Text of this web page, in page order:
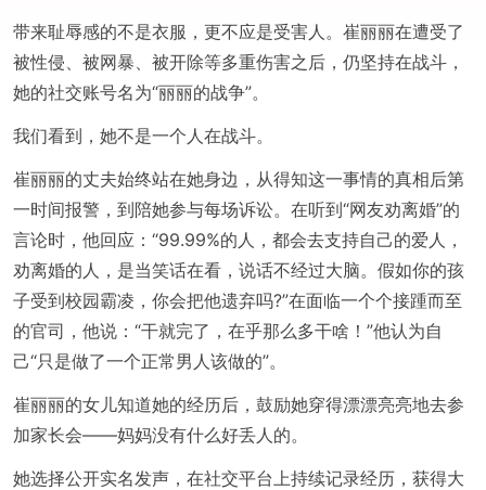
带来耻辱感的不是衣服，更不应是受害人。崔丽丽在遭受了
被性侵、被网暴、被开除等多重伤害之后，仍坚持在战斗，
她的社交账号名为“丽丽的战争”。
我们看到，她不是一个人在战斗。
崔丽丽的丈夫始终站在她身边，从得知这一事情的真相后第
一时间报警，到陪她参与每场诉讼。在听到“网友劝离婚”的
言论时，他回应：“99.99%的人，都会去支持自己的爱人，
劝离婚的人，是当笑话在看，说话不经过大脑。假如你的孩
子受到校园霸凌，你会把他遗弃吗?”在面临一个个接踵而至
的官司，他说：“干就完了，在乎那么多干啥！”他认为自
己“只是做了一个正常男人该做的”。
崔丽丽的女儿知道她的经历后，鼓励她穿得漂漂亮亮地去参
加家长会——妈妈没有什么好丢人的。
她选择公开实名发声，在社交平台上持续记录经历，获得大